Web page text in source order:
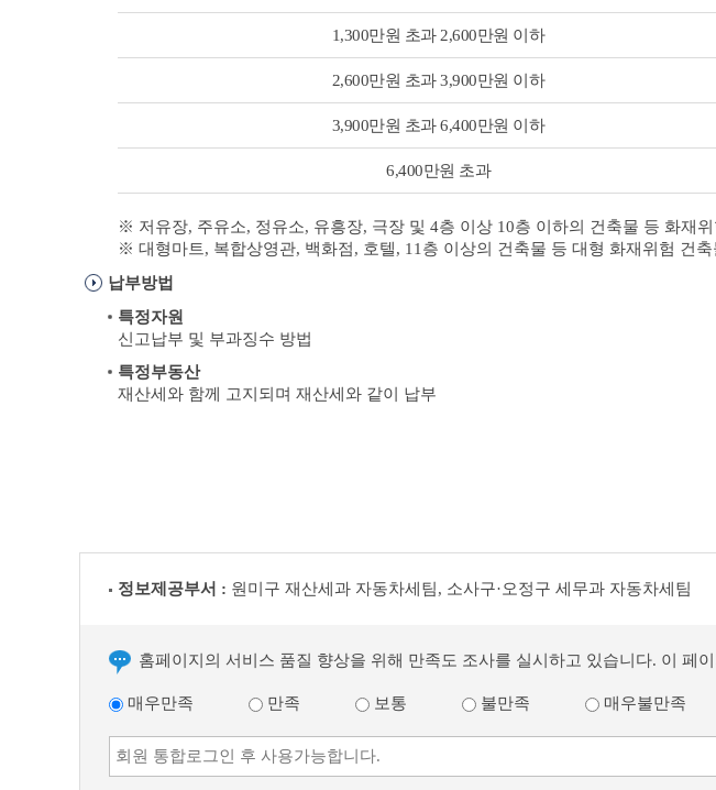
1,300만원 초과 2,600만원 이하
2,600만원 초과 3,900만원 이하
3,900만원 초과 6,400만원 이하
6,400만원 초과
※ 저유장, 주유소, 정유소, 유흥장, 극장 및 4층 이상 10층 이하의 건축물 등 화재
※ 대형마트, 복합상영관, 백화점, 호텔, 11층 이상의 건축물 등 대형 화재위험 건
납부방법
특정자원
신고납부 및 부과징수 방법
특정부동산
재산세와 함께 고지되며 재산세와 같이 납부
정보제공부서 : 원미구 재산세과 자동차세팀, 소사구·오정구 세무과 자동차세팀
홈페이지의 서비스 품질 향상을 위해 만족도 조사를 실시하고 있습니다. 이 페
매우만족 만족 보통 불만족 매우불만족